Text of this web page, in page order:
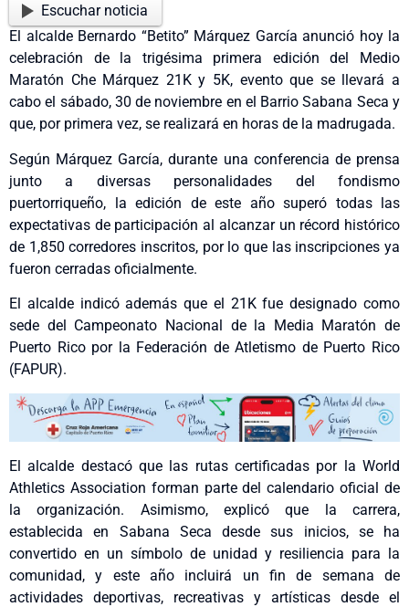
Escuchar noticia
El alcalde Bernardo “Betito” Márquez García anunció hoy la
celebración de la trigésima primera edición del Medio
Maratón Che Márquez 21K y 5K, evento que se llevará a
cabo el sábado, 30 de noviembre en el Barrio Sabana Seca y
que, por primera vez, se realizará en horas de la madrugada.
Según Márquez García, durante una conferencia de prensa
junto a diversas personalidades del fondismo
puertorriqueño, la edición de este año superó todas las
expectativas de participación al alcanzar un récord histórico
de 1,850 corredores inscritos, por lo que las inscripciones ya
fueron cerradas oficialmente.
El alcalde indicó además que el 21K fue designado como
sede del Campeonato Nacional de la Media Maratón de
Puerto Rico por la Federación de Atletismo de Puerto Rico
(FAPUR).
El alcalde destacó que las rutas certificadas por la World
Athletics Association forman parte del calendario oficial de
la organización. Asimismo, explicó que la carrera,
establecida en Sabana Seca desde sus inicios, se ha
convertido en un símbolo de unidad y resiliencia para la
comunidad, y este año incluirá un fin de semana de
actividades deportivas, recreativas y artísticas desde el